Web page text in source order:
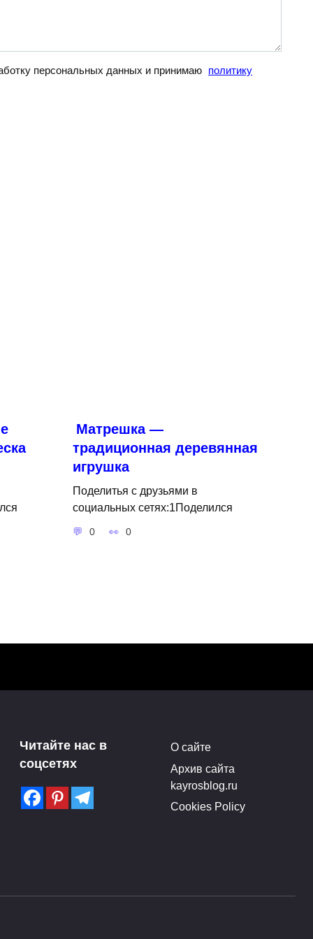
персональных данных и принимаю политику
Матрешка —
традиционная деревянная
игрушка
Поделитья с друзьями в
социальных сетях:1Поделился
0 0
кольца — особенная
история любви
Поделитья с друзьями в
социальных сетях:1Поделился
Читайте нас в
соцсетях
О сайте
Архив сайта
kayrosblog.ru
Cookies Policy